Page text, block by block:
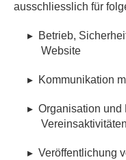
ausschliesslich für
▸ Betrieb,
Website
▸ Kommunikation
▸ Organisation und
Vereinsaktivitäten
▸ Veröffentlichung